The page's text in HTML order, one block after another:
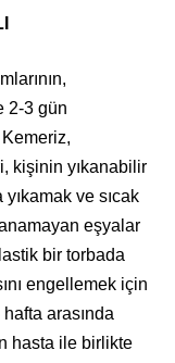
2-3 gün
kişinin yıkanabilir
ve sıcak
eşyalar
bir torbada
engellemek için
hafta arasında
hasta ile birlikte